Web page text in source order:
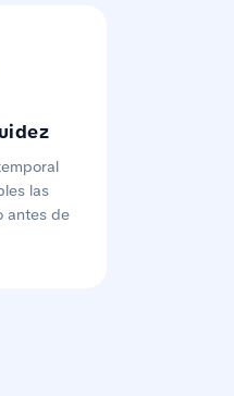
las
antes de